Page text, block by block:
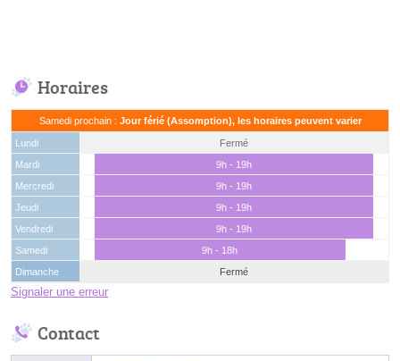
Horaires
Samedi prochain : Jour férié (Assomption), les horaires peuvent varier
Lundi
Fermé
Mardi
9h - 19h
Mercredi
9h - 19h
Jeudi
9h - 19h
Vendredi
9h - 19h
Samedi
9h - 18h
Dimanche
Fermé
Signaler une erreur
Contact